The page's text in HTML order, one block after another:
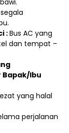
:Bus AC yang
dan tempat –
Ibu
yang halal
perjalanan